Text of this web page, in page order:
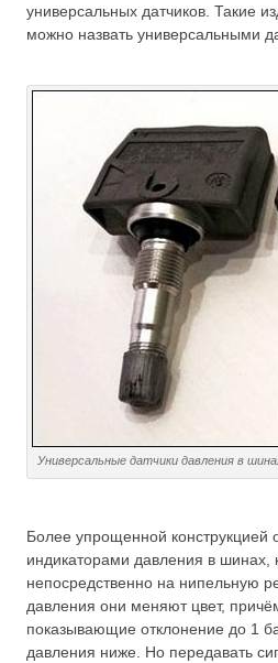
универсальных датчиков. Такие
можно назвать универсальными
Универсальные датчики давления в
Более упрощенной конструкцией
индикаторами давления в шинах,
непосредственно на нипельную
давления они меняют цвет,
показывающие отклонение до 1
давления ниже. Но передавать